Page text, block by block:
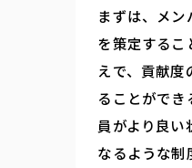
まずは、メ
を策定するこ
えで、貢献
ることがで
員がより良い
なるような制